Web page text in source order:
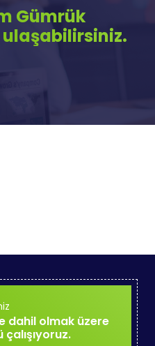
Gümrük
dahil olmak üzere